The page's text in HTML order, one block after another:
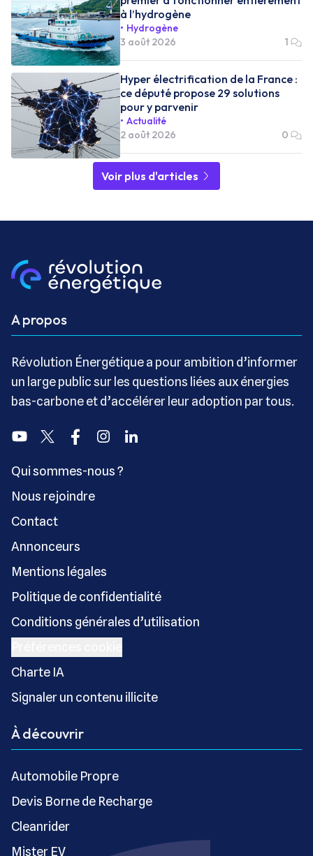
à l’hydrogène
Hydrogène
3 août 2026
1
Hyper électrification de la France :
ce député propose 29 solutions
pour y parvenir
Actualité
2 août 2026
0
Voir plus d'articles
A propos
Révolution Énergétique a pour ambition d’informer
un large public sur les questions liées aux énergies
bas-carbone et d’accélérer leur adoption par tous.
YoutubeTwitter FacebookInstagramLinkedin
Qui sommes-nous ?
Nous rejoindre
Contact
Annonceurs
Mentions légales
Politique de confidentialité
Conditions générales d’utilisation
Charte IA
Signaler un contenu illicite
À découvrir
Automobile Propre
Devis Borne de Recharge
Cleanrider
Mister EV